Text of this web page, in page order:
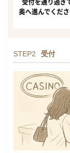
STEP2 受付